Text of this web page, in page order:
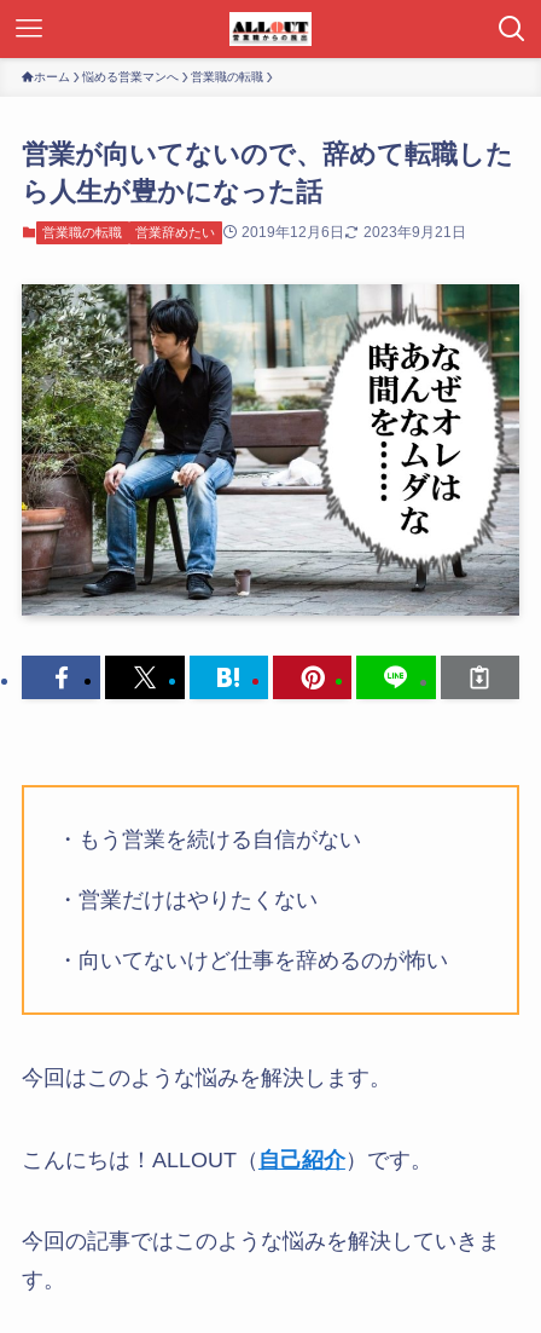
ホーム 悩める営業マンへ 営業職の転職
営業が向いてないので、辞めて転職した
ら人生が豊かになった話
営業職の転職 営業辞めたい 2019年12月6日 2023年9月21日
・もう営業を続ける自信がない
・営業だけはやりたくない
・向いてないけど仕事を辞めるのが怖い
今回はこのような悩みを解決します。
こんにちは！ALLOUT（ 自己紹介）です。
今回の記事ではこのような悩みを解決していきま
す。